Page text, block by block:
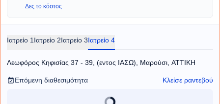
Διδάκτωρ της Ιατρικής Σχολής του Πανεπιστημίου Αθηνών. Έχει
παρουσίαση εργασιών και βραβεύσεις. Ασχολείται ενεργά με τη συγγραφή
έχουν δημοσιευτεί στα πιο έγκυρα Αγγειοχειρουργικά περιοδικά διεθνώς.
Επέστρεψε στην Ελλάδα το 2020 και κατέχει θέση Αν. Διευθυντή
Δες το κόστος
Ιατρείο 1 Ιατρείο 2Ιατρείο 3Ιατρείο 4
Λεωφόρος Κηφισίας 37 - 39, (εντος ΙΑΣΩ), Μαρούσι, ΑΤΤΙΚΗ
Επόμενη διαθεσιμότητα Κλείσε ραντεβού